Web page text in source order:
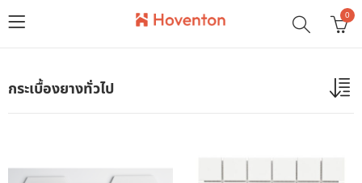
0
กระเบื้องยางทั่วไป